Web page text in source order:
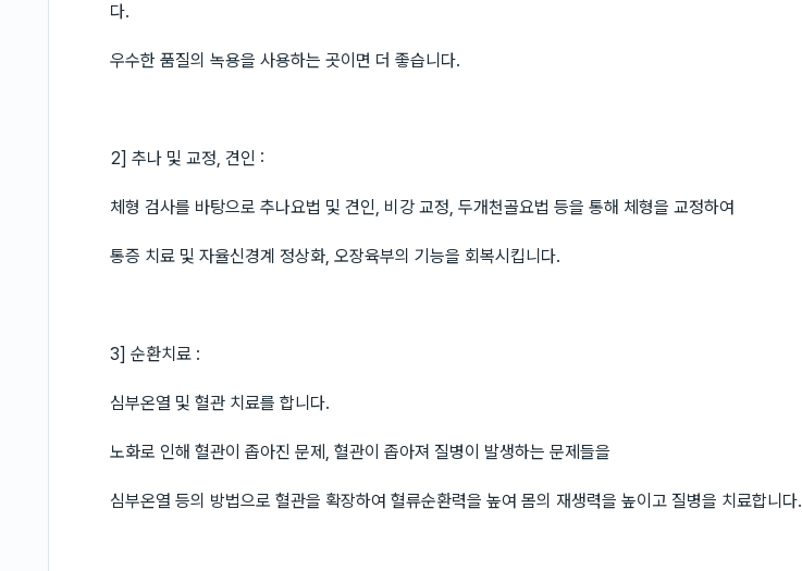
다.
우수한 품질의 녹용을 사용하는 곳이면 더 좋습니다.
2] 추나 및 교정, 견인 :
체형 검사를 바탕으로 추나요법 및 견인, 비강 교정, 두개천골요법 등을 통해 체형을 교정하여
통증 치료 및 자율신경계 정상화, 오장육부의 기능을 회복시킵니다.
3] 순환치료 :
심부온열 및 혈관 치료를 합니다.
노화로 인해 혈관이 좁아진 문제, 혈관이 좁아져 질병이 발생하는 문제들을
심부온열 등의 방법으로 혈관을 확장하여 혈류순환력을 높여 몸의 재생력을 높이고 질병을 치료합니다.